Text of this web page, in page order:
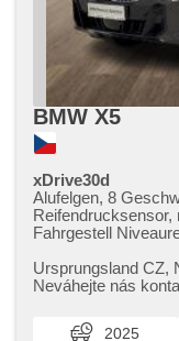
BMW X5
xDrive30d
Alufelgen, 8
Reifendrucksensor,
Fahrgestell
zařízení,
řidiče, El.
sedadla, beheizte
Ursprungsland CZ,​
Neváhejte nás
2025